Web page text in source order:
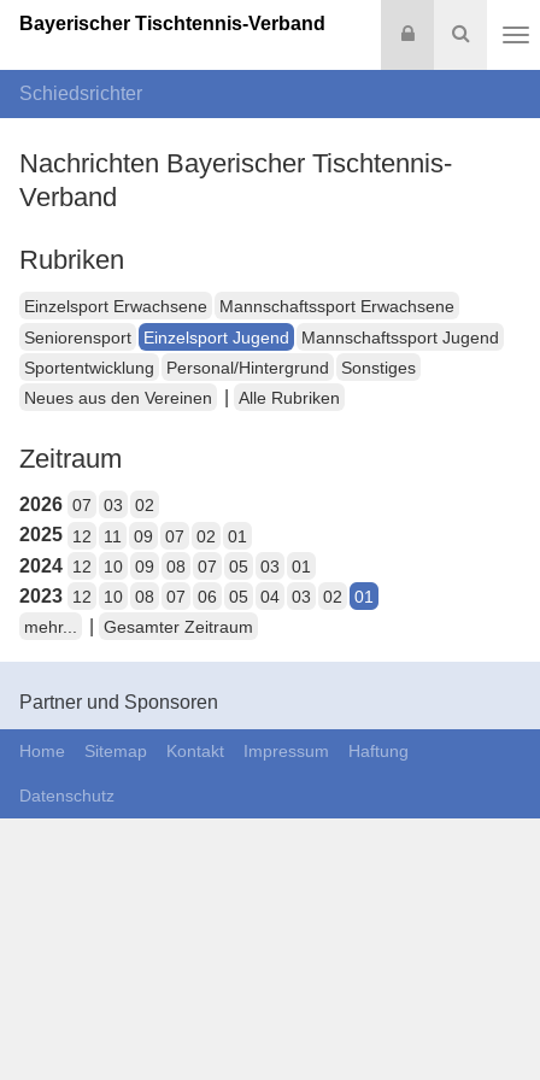
Suche
Login
Bayerischer Tischtennis-Verband
Schiedsrichter
Nachrichten Bayerischer Tischtennis-
Verband
Rubriken
Einzelsport Erwachsene
Mannschaftssport Erwachsene
Seniorensport
Einzelsport Jugend
Mannschaftssport Jugend
Sportentwicklung
Personal/Hintergrund
Sonstiges
Neues aus den Vereinen
Alle Rubriken
Zeitraum
2026 07 03 02
2025 12 11 09 07 02 01
2024 12 10 09 08 07 05 03 01
2023 12 10 08 07 06 05 04 03 02
01
mehr...
Gesamter Zeitraum
Partner und Sponsoren
Home Sitemap Kontakt Impressum Haftung
Datenschutz